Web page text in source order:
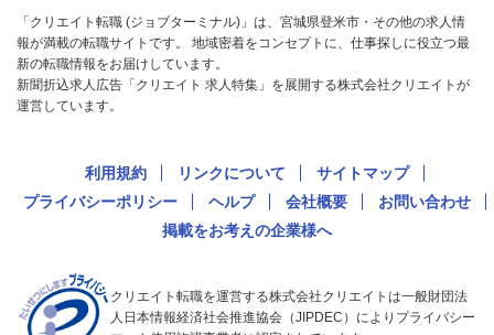
「クリエイト転職 (ジョブターミナル)」は、宮城県登米市・その他の求人情
報が満載の転職サイトです。 地域密着をコンセプトに、仕事探しに役立つ最
新の転職情報をお届けしています。
新聞折込求人広告「クリエイト 求人特集」を展開する株式会社クリエイトが
運営しています。
利用規約 リンクについて
サイトマップ
プライバシーポリシー
ヘルプ 会社概要
お問い合わせ
掲載をお考えの企業様へ
クリエイト転職を運営する株式会社クリエイトは一般財団法
人日本情報経済社会推進協会（JIPDEC）によりプライバシー